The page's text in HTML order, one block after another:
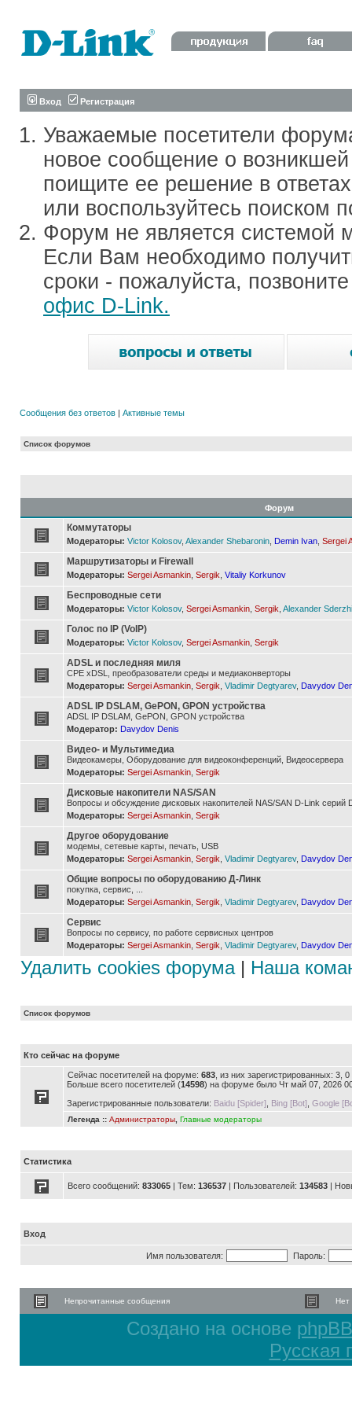
Вход Регистрация
Уважаемые посетители
новое сообщение о
поищите ее решение в
или воспользуйтесь поиском
Форум не является системой
Если Вам необходимо
сроки - пожалуйста,
офис D-Link.
Сообщения без ответов | Активные темы
Список форумов
Форум
Коммутаторы
Модераторы: Victor Kolosov, Alexander Shebaronin Demin Ivan Sergei
Маршрутизаторы и Firewall
Модераторы: Sergei Asmankin Sergik Vitaliy Korkunov
Беспроводные сети
Модераторы: Victor Kolosov, Sergei Asmankin Sergik Alexander
Голос по IP (VoIP)
Модераторы: Victor Kolosov, Sergei Asmankin Sergik
ADSL и последняя миля
CPE xDSL, преобразователи среды и медиаконверторы
Модераторы: Sergei Asmankin Sergik Vladimir Degtyarev, Davydov
ADSL IP DSLAM, GePON, GPON устройства
ADSL IP DSLAM, GePON, GPON устройства
Модератор: Davydov Denis
Видео- и Мультимедиа
Видеокамеры, Оборудование для видеоконференций, Видеосервера
Модераторы: Sergei Asmankin Sergik
Дисковые накопители NAS/SAN
Вопросы и обсуждение дисковых накопителей NAS/SAN D-Link серий
Модераторы: Sergei Asmankin Sergik
Другое оборудование
модемы, сетевые карты, печать, USB
Модераторы: Sergei Asmankin Sergik Vladimir Degtyarev, Davydov
Общие вопросы по оборудованию Д-Линк
покупка, сервис, ...
Модераторы: Sergei Asmankin Sergik Vladimir Degtyarev, Davydov
Сервис
Вопросы по сервису, по работе сервисных центров
Модераторы: Sergei Asmankin Sergik Vladimir Degtyarev, Davydov
Удалить cookies форума| Наша
Список форумов
Кто сейчас на форуме
Сейчас посетителей на форуме: 683 , из них зарегистрированных: 3,
Больше всего посетителей (14598) на форуме было Чт май 07, 2026
Зарегистрированные пользователи: Baidu [Spider] Bing [Bot] Google
Легенда :: Администраторы Главные модераторы
Статистика
Всего сообщений: 833065 | Тем: 136537 | Пользователей: 134583 |
Вход
Имя пользователя: Пароль:
Непрочитанные сообщения Нет
Создано на основе phpBB
Русская